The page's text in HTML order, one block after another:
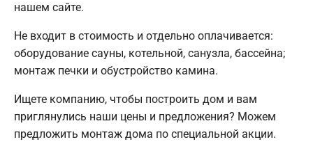
нашем сайте.
Не входит в стоимость и отдельно оплачивается:
оборудование сауны, котельной, санузла, бассейна;
монтаж печки и обустройство камина.
Ищете компанию, чтобы построить дом и вам
приглянулись наши цены и предложения? Можем
предложить монтаж дома по специальной акции.